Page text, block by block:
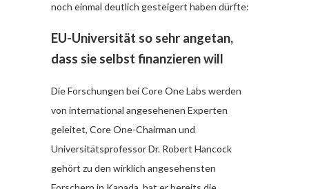
noch einmal deutlich gesteigert haben dürfte:
EU-Universität so sehr angetan,
dass sie selbst finanzieren will
Die Forschungen bei Core One Labs werden
von international angesehenen Experten
geleitet, Core One-Chairman und
Universitätsprofessor Dr. Robert Hancock
gehört zu den wirklich angesehensten